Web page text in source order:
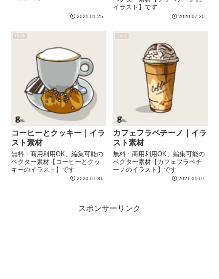
2021.01.25
イラスト】です
2020.07.30
Drink
コーヒーとクッキー｜イラ
スト素材
無料・商用利用OK、編集可能の
ベクター素材【コーヒーとクッ
キーのイラスト】です
2020.07.31
Drink
カフェフラペチーノ｜イラ
スト素材
無料・商用利用OK、編集可能の
ベクター素材【カフェフラペチ
ーノのイラスト】です
2021.01.07
スポンサーリンク